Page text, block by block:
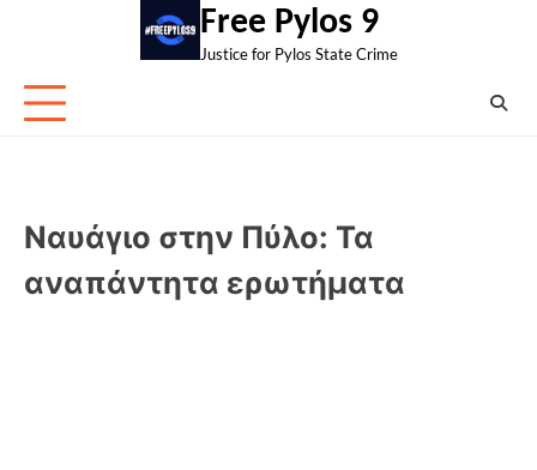
Free Pylos 9
Justice for Pylos State Crime
Ναυάγιο στην Πύλο: Τα
αναπάντητα ερωτήματα